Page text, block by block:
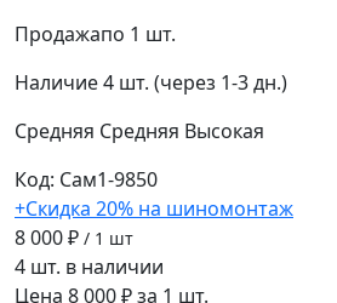
Продажапо 1 шт.
Наличие4 шт. (через 1-3 дн.)
Средняя Средняя Высокая
Код: Сам1-9850
+Скидка 20% на шиномонтаж
8 000 ₽ / 1 шт
4 шт. в наличии
Цена 8 000 ₽ за 1 шт.